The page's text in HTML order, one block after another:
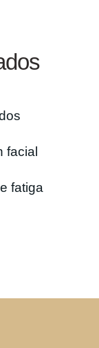
facial
fatiga